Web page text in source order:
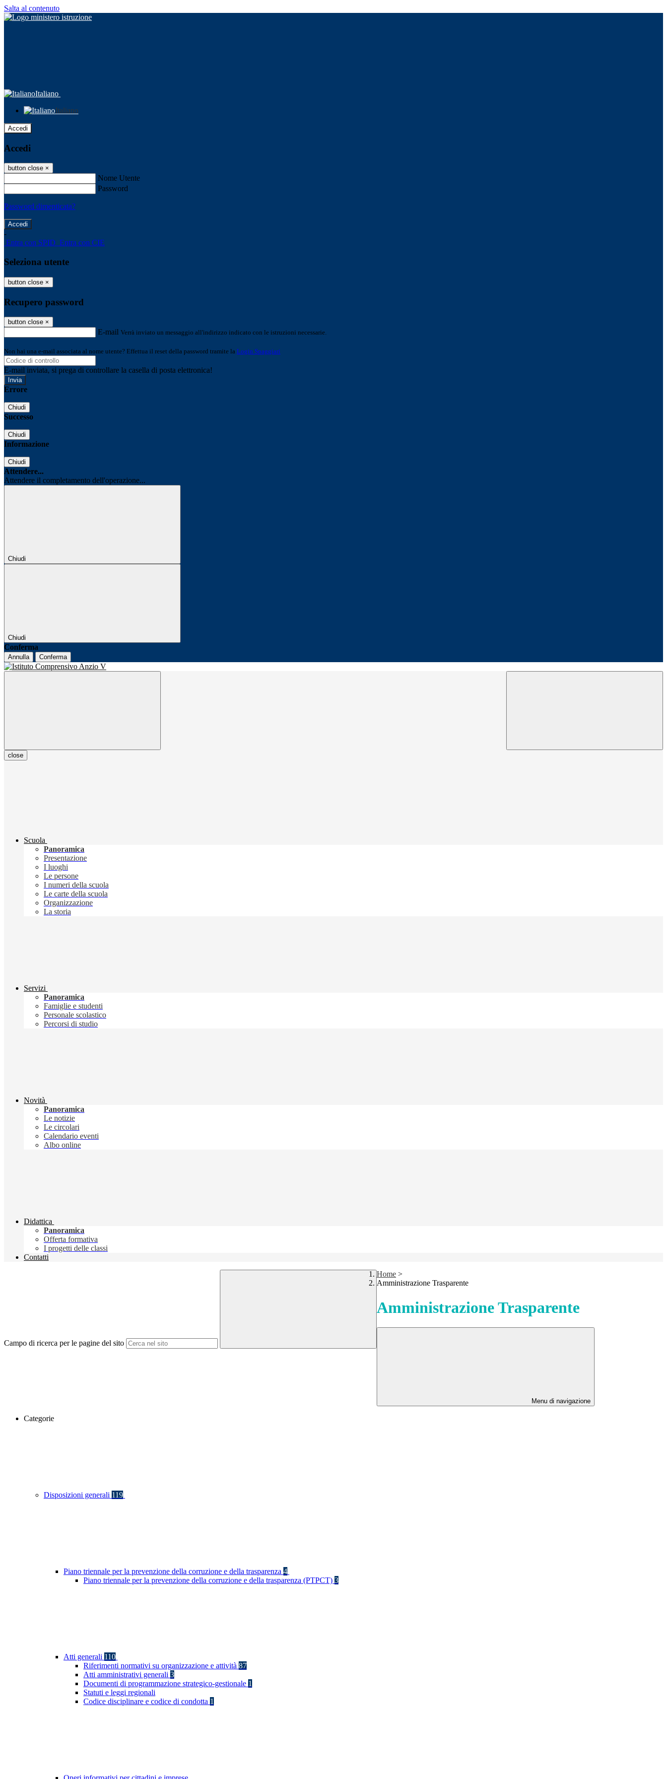
Salta al contenuto
Italiano
Italiano
Accedi
Accedi
button close ×
Nome Utente
Password
Password dimenticata?
-
Entra con SPID Entra con CIE
Seleziona utente
button close ×
Recupero password
button close ×
E-mail Verrà inviato un messaggio all'indirizzo indicato con le istruzioni necessarie.
Non hai una e-mail associata al nome utente? Effettua il reset della password tramite la Login Spaggiari
E-mail inviata, si prega di controllare la casella di posta elettronica!
Errore
Chiudi
Successo
Chiudi
Informazione
Chiudi
Attendere...
Attendere il completamento dell'operazione...
Chiudi
Chiudi
Conferma
Annulla Conferma
close
Scuola
Panoramica
Presentazione
I luoghi
Le persone
I numeri della scuola
Le carte della scuola
Organizzazione
La storia
Servizi
Panoramica
Famiglie e studenti
Personale scolastico
Percorsi di studio
Novità
Panoramica
Le notizie
Le circolari
Calendario eventi
Albo online
Didattica
Panoramica
Offerta formativa
I progetti delle classi
Contatti
Campo di ricerca per le pagine del sito
Home >
Amministrazione Trasparente
Amministrazione Trasparente
Menu di navigazione
Categorie
Disposizioni generali 119
Piano triennale per la prevenzione della corruzione e della trasparenza 4
Piano triennale per la prevenzione della corruzione e della trasparenza (PTPCT) 3
Atti generali 110
Riferimenti normativi su organizzazione e attività 87
Atti amministrativi generali 3
Documenti di programmazione strategico-gestionale 1
Statuti e leggi regionali
Codice disciplinare e codice di condotta 1